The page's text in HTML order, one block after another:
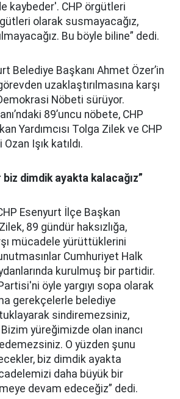
kaybeder'. CHP örgütleri
olarak susmayacağız,
Bu böyle biline” dedi.
Belediye Başkanı Ahmet Özer’in
uzaklaştırılmasına karşı
Nöbeti sürüyor.
89’uncu nöbete, CHP
Yardımcısı Tolga Zilek ve CHP
Işık katıldı.
dimdik ayakta kalacağız”
Esenyurt İlçe Başkan
89 gündür haksızlığa,
mücadele yürüttüklerini
Cumhuriyet Halk
kurulmuş bir partidir.
öyle yargıyı sopa olarak
gerekçelerle belediye
sindiremezsiniz,
yüreğimizde olan inancı
O yüzden şunu
biz dimdik ayakta
daha büyük bir
devam edeceğiz” dedi.